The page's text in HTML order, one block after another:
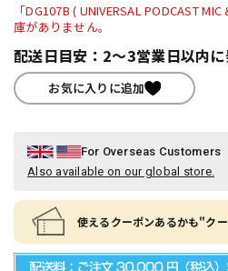
「DG107B ( UNIVERSAL PODCAST
庫がありません。
配送日目安：2～3営業日以内
お気に入りに追加
For Overseas Customers
Also available on our global store.
使えるクーポンあるかも"ク